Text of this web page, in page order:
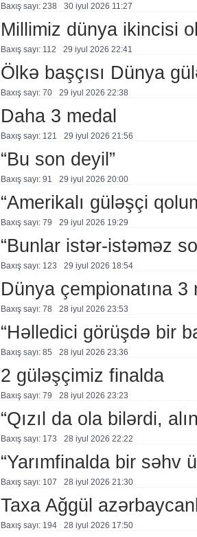
Baxış sayı: 238 30 i̇yul 2026 11:27
Millimiz dünya ikincisi
Baxış sayı: 112 29 i̇yul 2026 22:41
Ölkə başçısı Dünya
Baxış sayı: 70 29 i̇yul 2026 22:38
Daha 3 medal
Baxış sayı: 121 29 i̇yul 2026 21:56
“Bu son deyil”
Baxış sayı: 91 29 i̇yul 2026 20:00
“Amerikalı güləşçi
Baxış sayı: 79 29 i̇yul 2026 19:29
“Bunlar istər-istəməz
Baxış sayı: 123 29 i̇yul 2026 18:54
Dünya çempionatına 3
Baxış sayı: 78 28 i̇yul 2026 23:53
“Həlledici görüşdə bir
Baxış sayı: 85 28 i̇yul 2026 23:36
2 güləşçimiz finalda
Baxış sayı: 79 28 i̇yul 2026 23:23
“Qızıl da ola bilərdi,
Baxış sayı: 173 28 i̇yul 2026 22:22
“Yarımfinalda bir səhv
Baxış sayı: 107 28 i̇yul 2026 21:30
Taxa Ağgül
Baxış sayı: 194 28 i̇yul 2026 17:50